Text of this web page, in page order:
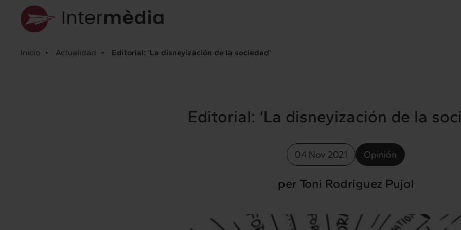
Inicio Actualidad Editorial: ‘La disneyización de la sociedad’
Editorial: ‘La disneyización de la
04 Nov 2021 Opinión
per Toni Rodriguez Pujol